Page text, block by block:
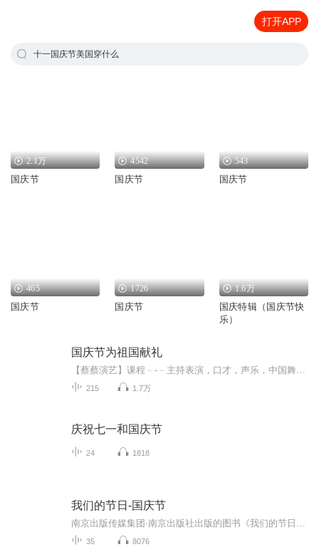
打开APP
十一国庆节美国穿什么
2.1万
国庆节
4542
国庆节
543
国庆节
465
国庆节
1726
国庆节
1.6万
国庆特辑（国庆节快
乐）
国庆节为祖国献礼
215 1.7万
庆祝七一和国庆节
24 1818
我们的节日-国庆节
35 8076